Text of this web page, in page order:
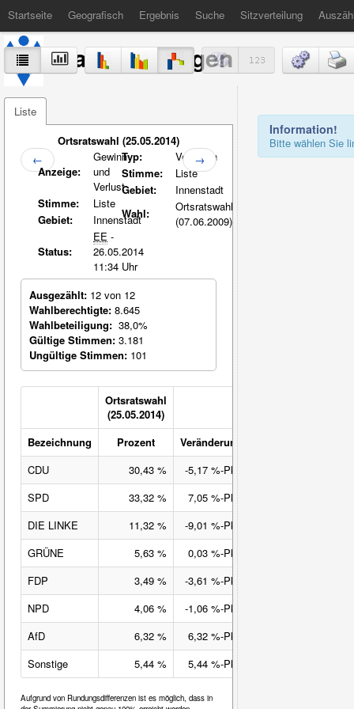
Startseite Geografisch Ergebnis Suche Sitzverteilung
Stadt Völklingen
Liste
Ortsratswahl (25.05.2014)
←
Anzeige:
Gewinn
und
Verlust
Stimme:
Liste
Gebiet:
Innenstadt
Status:
EE -
26.05.2014
11:34 Uhr
Typ:
Vergleich
Stimme:
Liste
Gebiet:
Innenstadt
Wahl:
Ortsratswahl
(07.06.2009)
→
Ausgezählt: 12 von 12
Wahlberechtigte: 8.645
Wahlbeteiligung: 38,0%
Gültige Stimmen: 3.181
Ungültige Stimmen: 101
Ortsratswahl
(25.05.2014)
Bezeichnung
Prozent
Veränderung
CDU
30,43 %
-5,17 %-Pkt.
SPD
33,32 %
7,05 %-Pkt.
DIE LINKE
11,32 %
-9,01 %-Pkt.
GRÜNE
5,63 %
0,03 %-Pkt.
FDP
3,49 %
-3,61 %-Pkt.
NPD
4,06 %
-1,06 %-Pkt.
AfD
6,32 %
6,32 %-Pkt.
Sonstige
5,44 % 5,44 %-Pkt.
Aufgrund von Rundungsdifferenzen ist es möglich, dass in
Information!
Bitte wählen Sie